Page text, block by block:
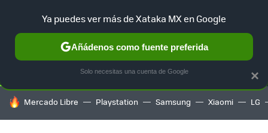
SELECCIÓN GAMING HOME AUTO TERRITORIO
HOY SE HABLA DE
Mercado Libre Playstation Samsung Xiaomi LG
×
Ya puedes ver más de Xataka MX en Google
Añádenos como fuente preferida
Solo necesitas una cuenta de Google